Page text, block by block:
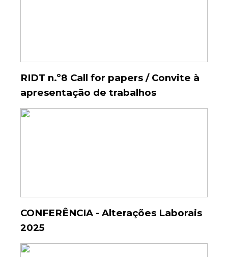
RIDT n.º8 Call for papers / Convite à
apresentação de trabalhos
CONFERÊNCIA - Alterações Laborais
2025